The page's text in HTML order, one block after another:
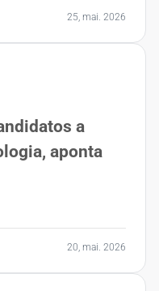
25, mai. 2026
a
aponta
20, mai. 2026